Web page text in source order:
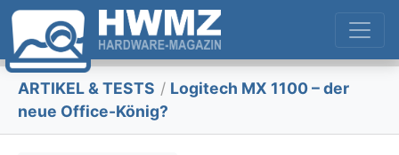
ARTIKEL & TESTS / Logitech MX 1100 – der
neue Office-König?